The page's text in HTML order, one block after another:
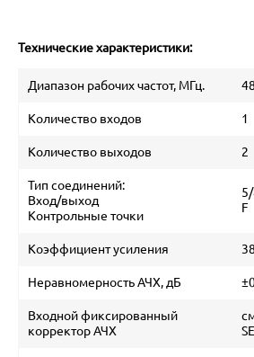
Технические характеристики:
Диапазон рабочих частот, МГц.
Количество входов 1
Количество выходов 2
Тип соединений:
Вход/выход
Контрольные точки
F
Коэффициент усиления
Неравномерность АЧХ, дБ
Входной фиксированный
корректор АЧХ